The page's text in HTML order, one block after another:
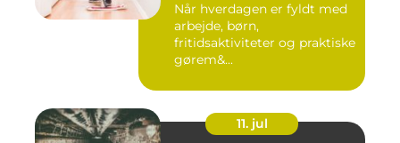
Når hverdagen er fyldt med
arbejde, børn,
fritidsaktiviteter og praktiske
gørem&...
11. jul